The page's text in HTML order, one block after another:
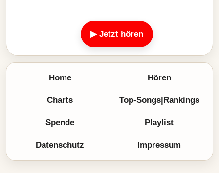
▶ Jetzt hören
Home Hören
Charts Top-Songs|Rankings
Spende Playlist
Datenschutz Impressum